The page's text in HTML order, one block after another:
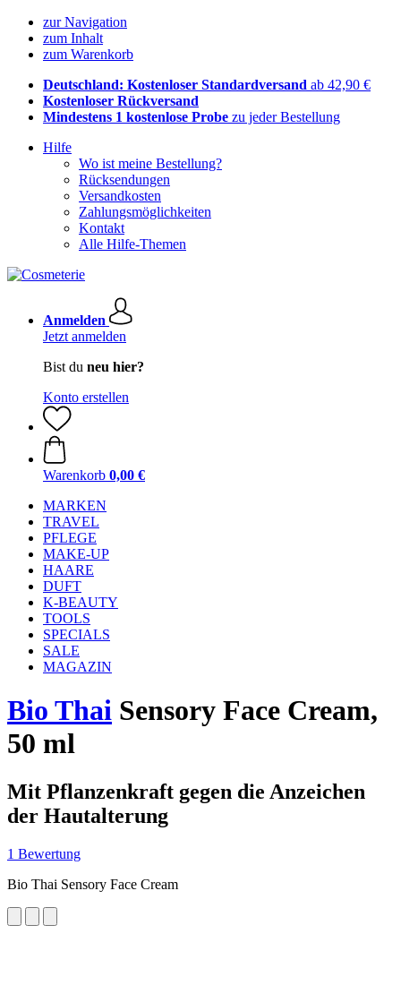
zur Navigation
zum Inhalt
zum Warenkorb
Deutschland: Kostenloser Standardversand ab 42,90 €
Kostenloser Rückversand
Mindestens 1 kostenlose Probe zu jeder Bestellung
Hilfe
Wo ist meine Bestellung?
Rücksendungen
Versandkosten
Zahlungsmöglichkeiten
Kontakt
Alle Hilfe-Themen
Anmelden
Jetzt anmelden
Bist du neu hier?
Konto erstellen
Warenkorb 0,00 €
MARKEN
TRAVEL
PFLEGE
MAKE-UP
HAARE
DUFT
K-BEAUTY
TOOLS
SPECIALS
SALE
MAGAZIN
Bio Thai Sensory Face Cream,
50 ml
Mit Pflanzenkraft gegen die Anzeichen
der Hautalterung
1 Bewertung
Bio Thai Sensory Face Cream